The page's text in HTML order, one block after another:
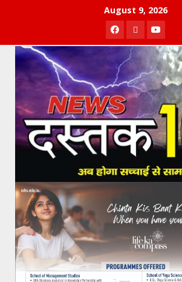
August 9, 2026
Facebook
TwitterYoutube